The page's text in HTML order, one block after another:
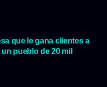
que le gana clientes a
pueblo de 20 mil